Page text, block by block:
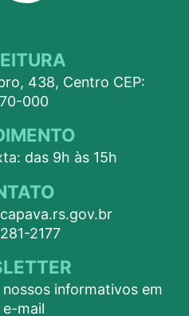
438, Centro CEP:
000
das 9h às 15h
2177
informativos em
e-mail